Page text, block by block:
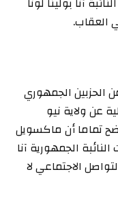
العقاب.
الحزبين الجمهوري
عن ولاية نيو
تماما أن ماكسويل
الجمهورية آنا
الاجتماعي لا